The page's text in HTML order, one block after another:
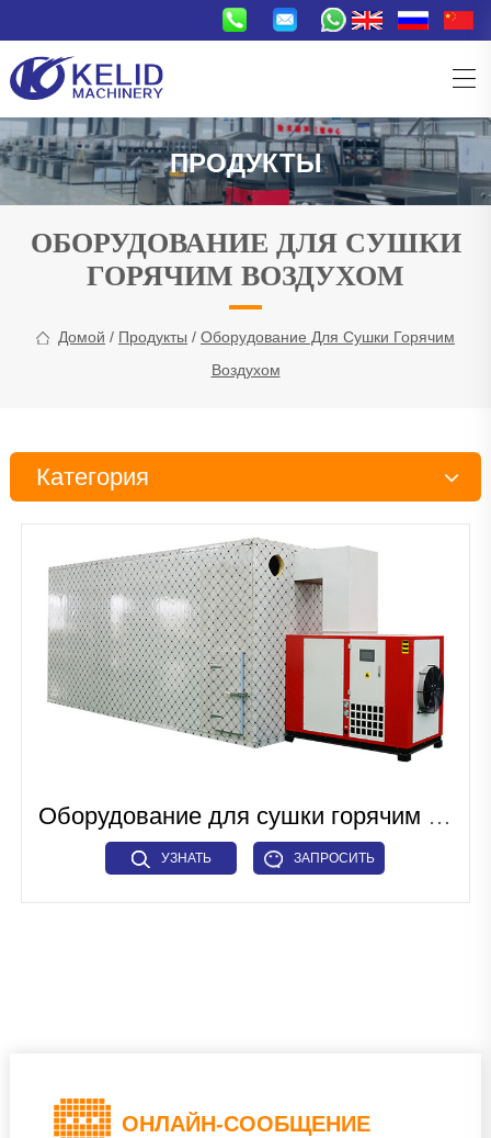
ПРОДУКТЫ
ОБОРУДОВАНИЕ ДЛЯ СУШКИ
ГОРЯЧИМ ВОЗДУХОМ
Домой / Продукты / Оборудование Для Сушки Горячим
Воздухом
Категория
Линия по производству кормов для домашних животных и
рыбных кормов
Промышленное микроволновое оборудование
Линия по производству тканевого белка
Линия по производству искусственного риса
Линия по производству макарон
Промышленное сушильное оборудование
Оборудование для сушки горячим воздухом
УЗНАТЬ ЗАПРОСИТЬ
ОНЛАЙН-СООБЩЕНИЕ